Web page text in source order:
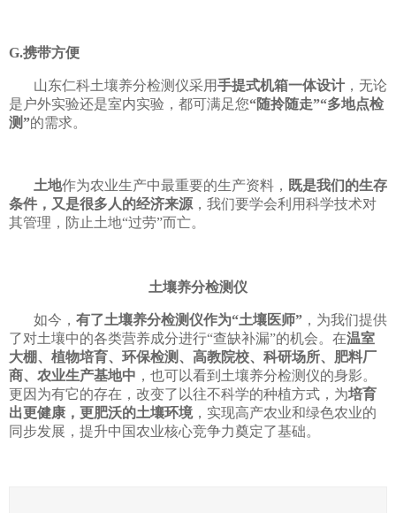
G.携带方便
山东仁科土壤养分检测仪采用手提式机箱一体设计 ，无论
是户外实验还是室内实验，都可满足您“随拎随走”“多地点检
测”的需求。
土地作为农业生产中最重要的生产资料， 既是我们的生存
条件，又是很多人的经济来源 ，我们要学会利用科学技术对
其管理，防止土地“过劳”而亡。
土壤养分检测仪
如今， 有了土壤养分检测仪作为“土壤医师” ，为我们提供
了对土壤中的各类营养成分进行“查缺补漏”的机会。在温室
大棚、植物培育、环保检测、高教院校、科研场所、肥料厂
商、农业生产基地中 ，也可以看到土壤养分检测仪的身影。
更因为有它的存在，改变了以往不科学的种植方式，为培育
出更健康，更肥沃的土壤环境，实现高产农业和绿色农业的
同步发展，提升中国农业核心竞争力奠定了基础。